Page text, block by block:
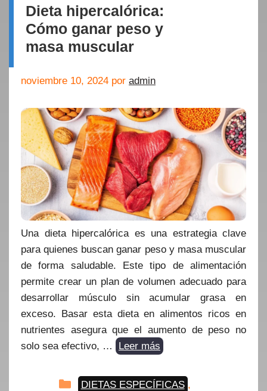
Dieta hipercalórica:
Cómo ganar peso y
masa muscular
noviembre 10, 2024 por admin
Una dieta hipercalórica es una estrategia clave
para quienes buscan ganar peso y masa muscular
de forma saludable. Este tipo de alimentación
permite crear un plan de volumen adecuado para
desarrollar músculo sin acumular grasa en
exceso. Basar esta dieta en alimentos ricos en
nutrientes asegura que el aumento de peso no
solo sea efectivo, …
Leer más
Categorías
DIETAS ESPECÍFICAS ,